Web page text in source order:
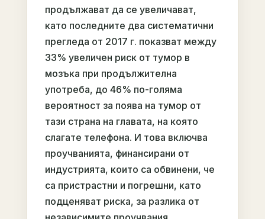
продължават да се увеличават,
като последните два систематични
прегледа от 2017 г. показват между
33% увеличен риск от тумор в
мозъка при продължителна
употреба, до 46% по-голяма
вероятност за поява на тумор от
тази страна на главата, на която
слагате телефона. И това включва
проучванията, финансирани от
индустрията, които са обвинени, че
са пристрастни и погрешни, като
подценяват риска, за разлика от